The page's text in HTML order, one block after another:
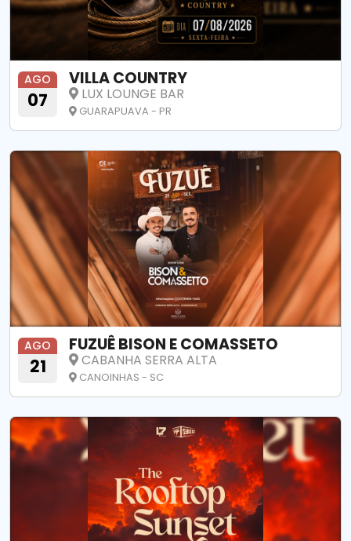
AGO
07
VILLA COUNTRY
LUX LOUNGE BAR
GUARAPUAVA - PR
AGO
21
FUZUÊ BISON E COMASSETO
CABANHA SERRA ALTA
CANOINHAS - SC